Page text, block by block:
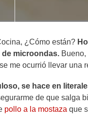
¿Cómo están?
microondas.
me ocurrió llevar una
se hace en
de que salga
pollo a la mostaza que